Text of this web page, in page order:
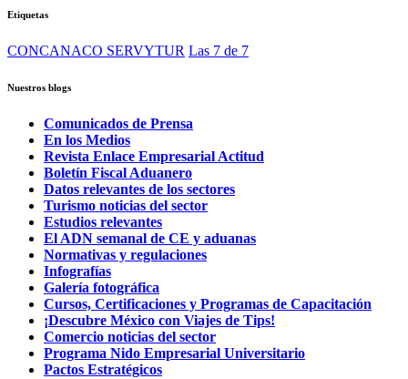
Etiquetas
CONCANACO SERVYTUR Las 7 de 7
Nuestros blogs
Comunicados de Prensa
En los Medios
Revista Enlace Empresarial Actitud
Boletín Fiscal Aduanero
Datos relevantes de los sectores
Turismo noticias del sector
Estudios relevantes
El ADN semanal de CE y aduanas
Normativas y regulaciones
Infografías
Galería fotográfica
Cursos, Certificaciones y Programas de Capacitación
¡Descubre México con Viajes de Tips!
Comercio noticias del sector
Programa Nido Empresarial Universitario
Pactos Estratégicos